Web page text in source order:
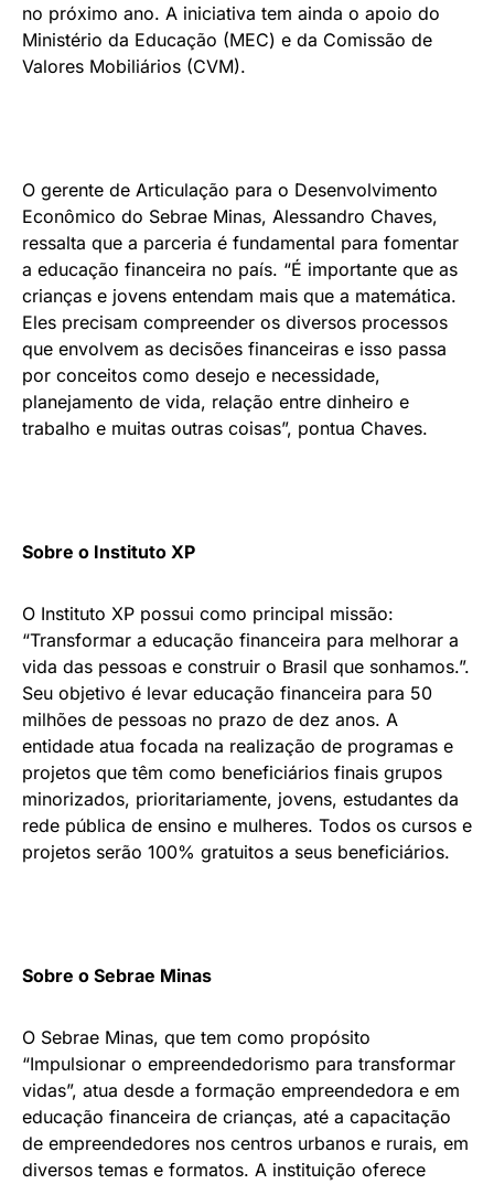
no próximo ano. A iniciativa tem ainda o apoio do
Ministério da Educação (MEC) e da Comissão de
Valores Mobiliários (CVM).
O gerente de Articulação para o Desenvolvimento
Econômico do Sebrae Minas, Alessandro Chaves,
ressalta que a parceria é fundamental para fomentar
a educação financeira no país. “É importante que as
crianças e jovens entendam mais que a matemática.
Eles precisam compreender os diversos processos
que envolvem as decisões financeiras e isso passa
por conceitos como desejo e necessidade,
planejamento de vida, relação entre dinheiro e
trabalho e muitas outras coisas”, pontua Chaves.
Sobre o Instituto XP
O Instituto XP possui como principal missão:
“Transformar a educação financeira para melhorar a
vida das pessoas e construir o Brasil que sonhamos.”.
Seu objetivo é levar educação financeira para 50
milhões de pessoas no prazo de dez anos. A
entidade atua focada na realização de programas e
projetos que têm como beneficiários finais grupos
minorizados, prioritariamente, jovens, estudantes da
rede pública de ensino e mulheres. Todos os cursos e
projetos serão 100% gratuitos a seus beneficiários.
Sobre o Sebrae Minas
O Sebrae Minas, que tem como propósito
“Impulsionar o empreendedorismo para transformar
vidas”, atua desde a formação empreendedora e em
educação financeira de crianças, até a capacitação
de empreendedores nos centros urbanos e rurais, em
diversos temas e formatos. A instituição oferece